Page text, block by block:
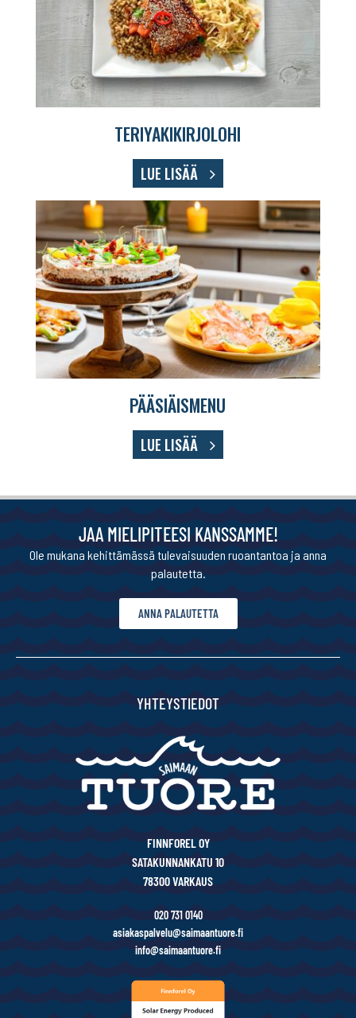
TERIYAKIKIRJOLOHI
LUE LISÄÄ
PÄÄSIÄISMENU
LUE LISÄÄ
JAA MIELIPITEESI KANSSAMME!
Ole mukana kehittämässä tulevaisuuden ruoantantoa ja anna
palautetta.
ANNA PALAUTETTA
YHTEYSTIEDOT
FINNFOREL OY
SATAKUNNANKATU 10
78300 VARKAUS
020 731 0140
asiakaspalvelu@saimaantuore.fi
info@saimaantuore.fi